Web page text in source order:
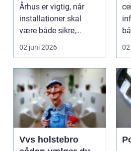
Århus er vigtig, når
installationer skal
være både sikre,
lovlige og fremt...
02 juni 2026
Vvs holstebro